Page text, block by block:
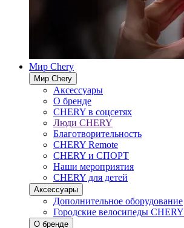
Мир Chery
Мир Chery
Аксессуары
О бренде
CHERY в соцсетях
Люди CHERY
Благотворительность
CHERY Remote
CHERY и СПОРТ
Наши мероприятия
CHERY для детей
Аксессуары
Дополнительное оборудование
Городские велосипеды CHERY
О бренде